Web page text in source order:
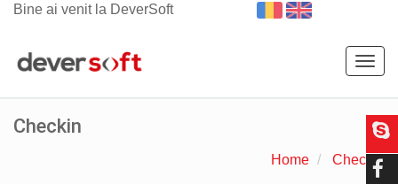
Bine ai venit la DeverSoft
Checkin
Home Checkin